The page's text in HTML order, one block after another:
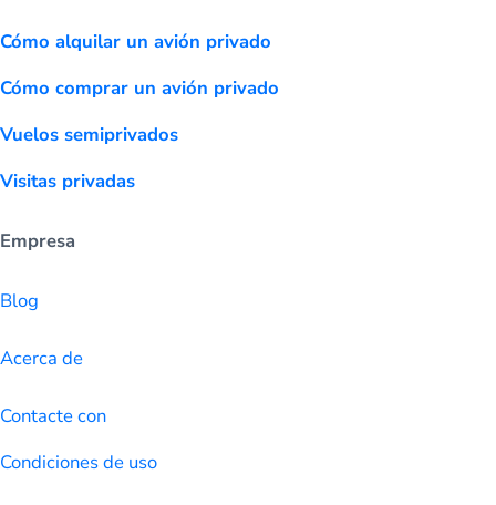
Cómo alquilar un avión privado
Cómo comprar un avión privado
Vuelos semiprivados
Visitas privadas
Empresa
Blog
Acerca de
Contacte con
Condiciones de uso